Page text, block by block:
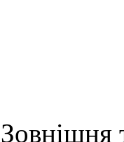
Зовнішня